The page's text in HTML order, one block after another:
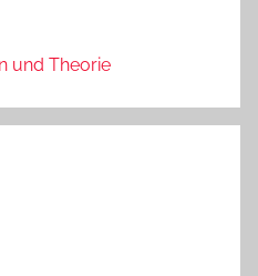
und Theorie